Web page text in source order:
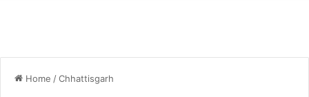
Home /Chhattisgarh